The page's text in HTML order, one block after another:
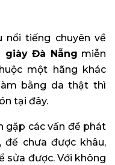
tiếng chuyên về
giày Đà Nẵng miễn
một hãng khác
bằng da thật thì
tại đây.
gặp các vấn đề phát
đế chưa được khâu,
sửa được. Với không